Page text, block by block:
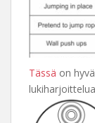
Tässä on